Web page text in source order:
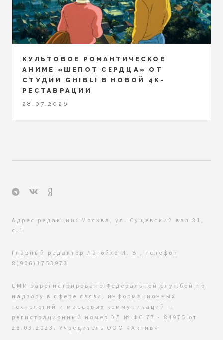
КУЛЬТОВОЕ РОМАНТИЧЕСКОЕ
АНИМЕ «ШЕПОТ СЕРДЦА» ОТ
СТУДИИ GHIBLI В НОВОЙ 4K-
РЕСТАВРАЦИИ
28.07.2026
Адрес редакции: Москва, ул. Сущевский вал 31,
с.1
Главный редактор Лагойко И. В., телефон
8(906)1753973
СМИ зарегистрировано Федеральной службой по
надзору в сфере связи, информационных
технологий и массовых коммуникаций —
регистрационный номер ЭЛ № ФС 77 - 84975 от
28.03.2023. Учредитель ООО «Актив»